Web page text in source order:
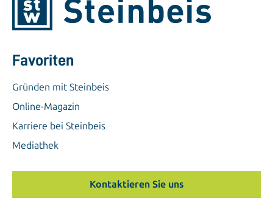
Favoriten
Gründen mit Steinbeis
Online-Magazin
Karriere bei Steinbeis
Mediathek
Kontaktieren Sie uns